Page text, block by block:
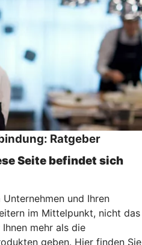
Ratgeber
Seite befindet sich
und Ihren
im Mittelpunkt, nicht das
mehr als die
geben. Hier finden Sie